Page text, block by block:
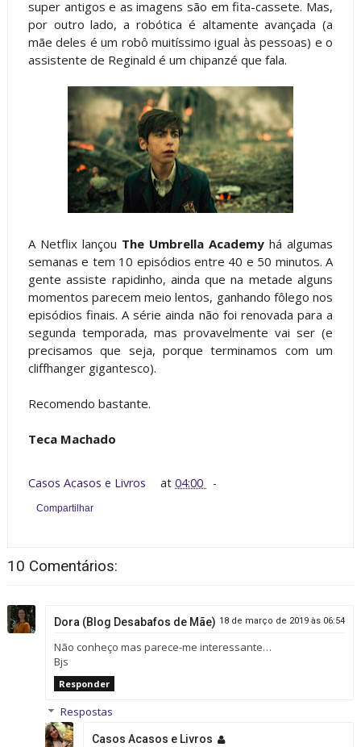
super antigos e as imagens são em fita-cassete. Mas,
por outro lado, a robótica é altamente avançada (a
mãe deles é um robô muitíssimo igual às pessoas) e o
assistente de Reginald é um chipanzé que fala.
A Netflix lançou The Umbrella Academyhá algumas
semanas e tem 10 episódios entre 40 e 50 minutos. A
gente assiste rapidinho, ainda que na metade alguns
momentos parecem meio lentos, ganhando fôlego nos
episódios finais. A série ainda não foi renovada para a
segunda temporada, mas provavelmente vai ser (e
precisamos que seja, porque terminamos com um
cliffhanger gigantesco).
Recomendo bastante.
Teca Machado
Casos Acasos e Livros at04:00
Compartilhar
10 Comentários:
Dora (Blog Desabafos de Mãe) 18 de março de 2019 às 06:54
Não conheço mas parece-me interessante…
Bjs
Responder
Respostas
Casos Acasos e Livros